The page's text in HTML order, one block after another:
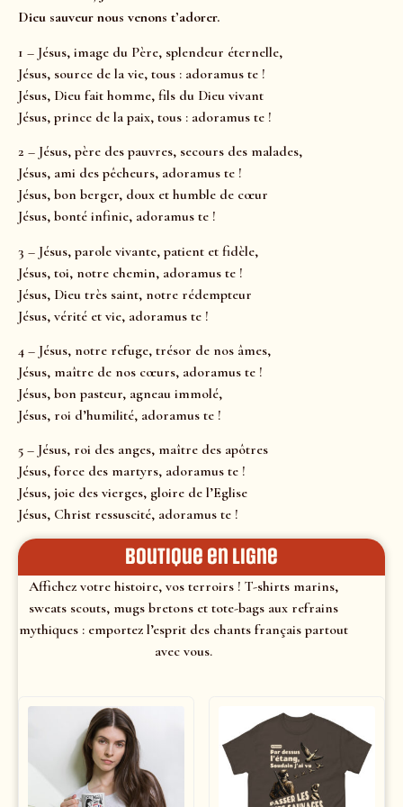
Dieu sauveur nous venons t’adorer.
1 – Jésus, image du Père, splendeur éternelle,
Jésus, source de la vie, tous : adoramus te !
Jésus, Dieu fait homme, fils du Dieu vivant
Jésus, prince de la paix, tous : adoramus te !
2 – Jésus, père des pauvres, secours des malades,
Jésus, ami des pêcheurs, adoramus te !
Jésus, bon berger, doux et humble de cœur
Jésus, bonté infinie, adoramus te !
3 – Jésus, parole vivante, patient et fidèle,
Jésus, toi, notre chemin, adoramus te !
Jésus, Dieu très saint, notre rédempteur
Jésus, vérité et vie, adoramus te !
4 – Jésus, notre refuge, trésor de nos âmes,
Jésus, maître de nos cœurs, adoramus te !
Jésus, bon pasteur, agneau immolé,
Jésus, roi d’humilité, adoramus te !
5 – Jésus, roi des anges, maître des apôtres
Jésus, force des martyrs, adoramus te !
Jésus, joie des vierges, gloire de l’Eglise
Jésus, Christ ressuscité, adoramus te !
Boutique en ligne
Affichez votre histoire, vos terroirs ! T-shirts marins,
sweats scouts, mugs bretons et tote-bags aux refrains
mythiques : emportez l’esprit des chants français partout
avec vous.